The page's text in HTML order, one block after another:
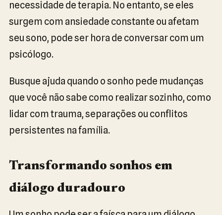
necessidade de terapia. No entanto, se eles
surgem com ansiedade constante ou afetam
seu sono, pode ser hora de conversar com um
psicólogo.
Busque ajuda quando o sonho pede mudanças
que você não sabe como realizar sozinho, como
lidar com trauma, separações ou conflitos
persistentes na família.
Transformando sonhos em
diálogo duradouro